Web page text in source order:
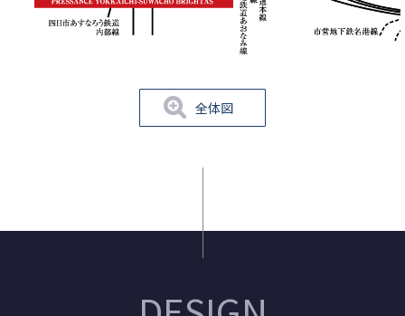
四日市浜田郵便局・・・徒歩7分（約530m）
浜田公園・・・徒歩7分（約560m）
鵜の森公園・・・徒歩11分（約860m）
四日市市民公園・・・徒歩11分（約870m）
そらんぽ四日市・・・徒歩13分（約1,010m）
全体図